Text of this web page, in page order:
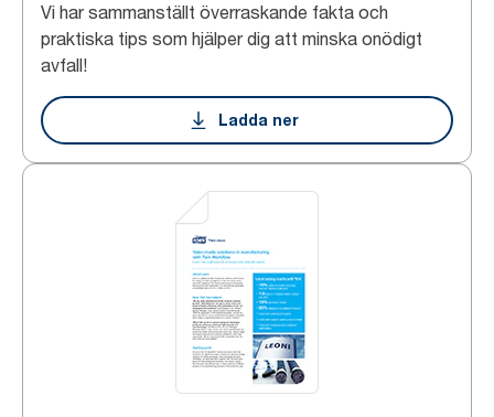
Vi har sammanställt överraskande fakta och
praktiska tips som hjälper dig att minska onödigt
avfall!
Ladda ner